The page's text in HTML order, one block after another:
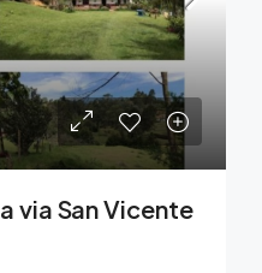
via San Vicente